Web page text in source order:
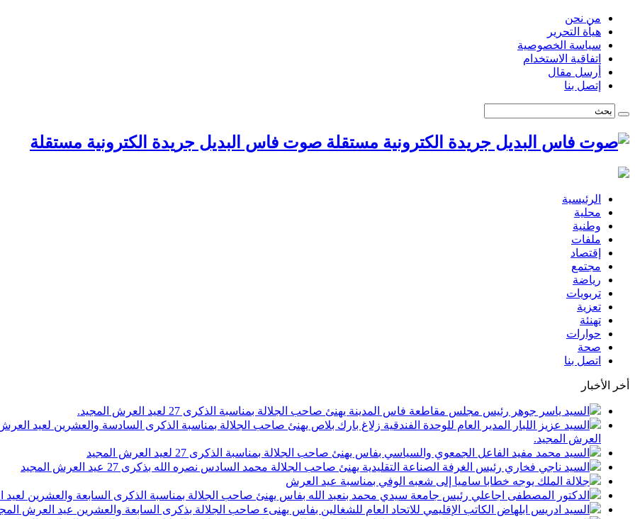
من نحن
هيأة التحرير
سياسة الخصوصية
اتفاقية الاستخدام
أرسل مقال
إتصل بنا
صوت فاس البديل جريدة الكترونية مستقلة
الرئيسية
محلية
وطنية
ملفات
إقتصاد
مجتمع
رياضة
تربويات
تعزية
تهنئة
حوارات
صحة
اتصل بنا
أخر الأخبار
السيد ياسر جوهر رئيس مجلس مقاطعة فاس المدينة يهنئ صاحب الجلالة بمناسبة الذكرى 27 لعيد العرش المجيد.
السيد عزيز اللبار المدير العام للوحدة الفندقية زلاغ بارك بلاص يهنئ صاحب الجلالة بمناسبة الذكرى السادسة والعشرين لعيد
العرش المجيد.
السيد محمد مفيد الفاعل الجمعوي والسياسي بفاس يهنئ صاحب الجلالة بمناسبة الذكرى 27 لعيد العرش المجيد
السيد ناجي فخاري رئيس الغرفة الصناعة التقليدية يهنئ صاحب الجلالة محمد السادس نصره الله بذكرى 27 عيد العرش المجيد
جلالة الملك يوجه خطابا ساميا إلى شعبه الوفي بمناسبة عيد العرش
الدكتور المصطفى اجاعلي رئيس جامعة سيدي محمد بنعبد الله بفاس يهنئ صاحب الجلالة بمناسبة الذكرى السابعة والعشرين لعيد
السيد ادريس ابلهاض الكاتب الإقليمي للاتحاد العام للشغالين بفاس يهنىء صاحب الجلالة بذكرى السابعة والعشرين عيد العرش